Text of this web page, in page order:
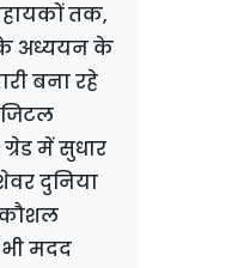
तक,
के अध्ययन के
बना रहे
में सुधार
दुनिया
मदद